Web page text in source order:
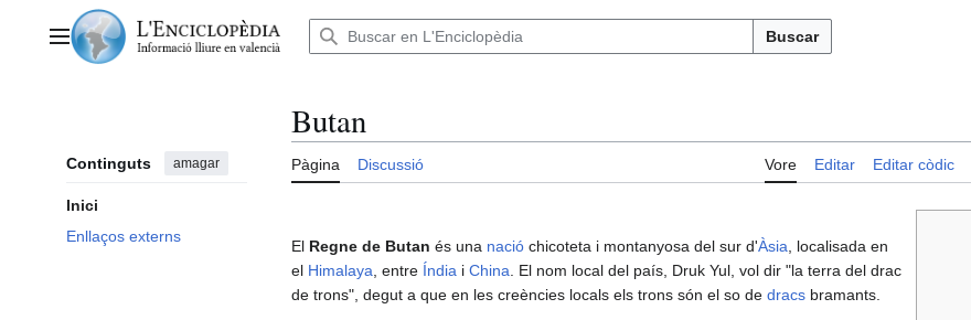
contingutMenú principal Buscar
Continguts amagar
Inici
Enllaços externs
Butan
Pàgina Discussió Vore Editar Editar còdic
El Regne de Butan és una nació chicoteta i montanyosa del sur d'Àsia , localisada en
el Himalaya , entre Índia i China . El nom local del país, Druk Yul, vol dir "la terra del drac
de trons", degut a que en les creències locals els trons són el so de dracs bramants.